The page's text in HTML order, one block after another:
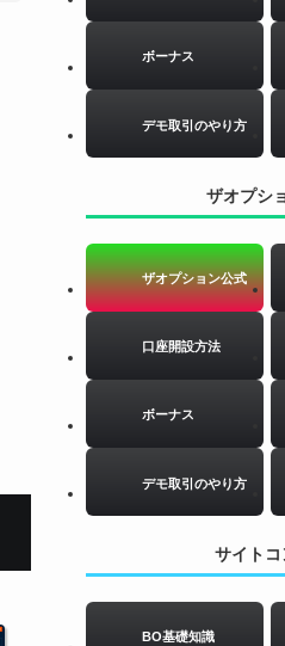
ボーナス
デモ取引のやり方
ザオプシ
ザオプション公式
口座開設方法
ボーナス
デモ取引のやり方
サイト
BO基礎知識